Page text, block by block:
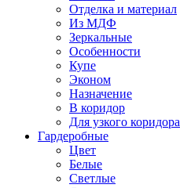
Отделка и материал
Из МДФ
Зеркальные
Особенности
Купе
Эконом
Назначение
В коридор
Для узкого коридора
Гардеробные
Цвет
Белые
Светлые